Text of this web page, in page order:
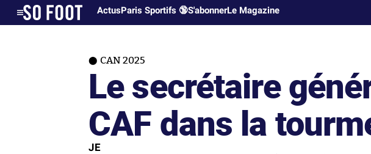
ActusParis Sportifs 🔞S'abonnerLe Magazine
CAN 2025
Le secrétaire
CAF dans la
JE